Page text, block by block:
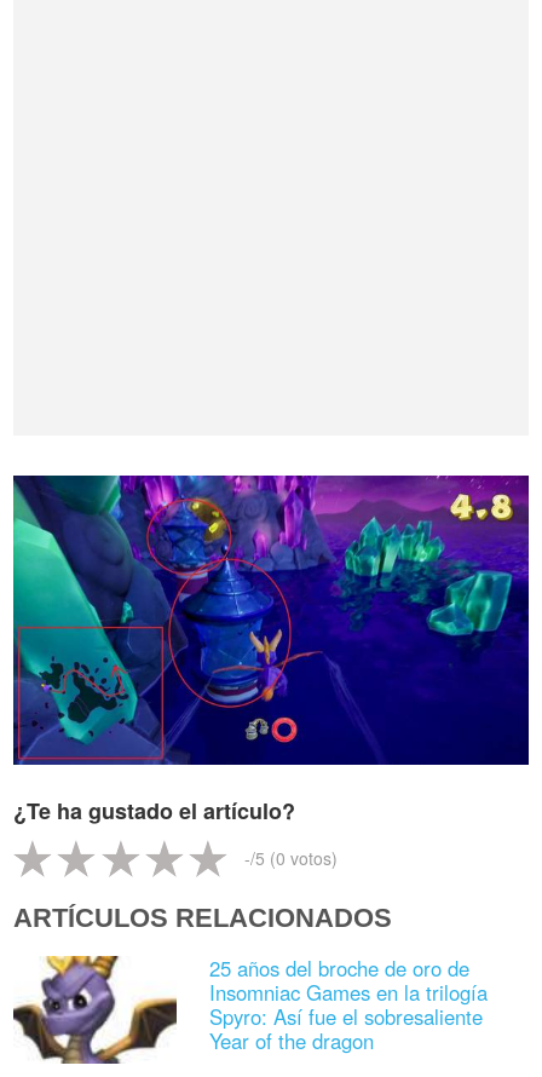
¿Te ha gustado el artículo?
-/5 (0 votos)
ARTÍCULOS RELACIONADOS
25 años del broche de oro de
Insomniac Games en la trilogía
Spyro: Así fue el sobresaliente
Year of the dragon